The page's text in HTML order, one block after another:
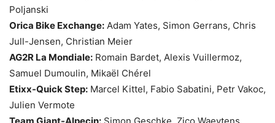
Poljanski
Orica Bike Exchange: Adam Yates, Simon Gerrans, Chris
Jull-Jensen, Christian Meier
AG2R La Mondiale: Romain Bardet, Alexis Vuillermoz,
Samuel Dumoulin, Mikaël Chérel
Etixx-Quick Step: Marcel Kittel, Fabio Sabatini, Petr Vakoc,
Julien Vermote